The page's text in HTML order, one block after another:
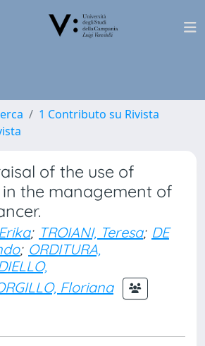
1 Contributo su Rivista
of the use of
the management of
; TROIANI, Teresa; DE
; ORDITURA,
Floriana